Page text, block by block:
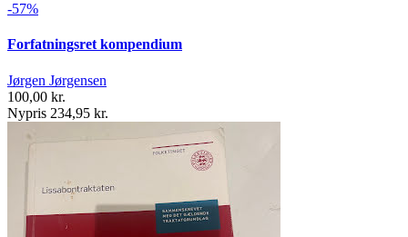
-57%
Forfatningsret kompendium
Jørgen Jørgensen
100,00 kr.
Nypris 234,95 kr.